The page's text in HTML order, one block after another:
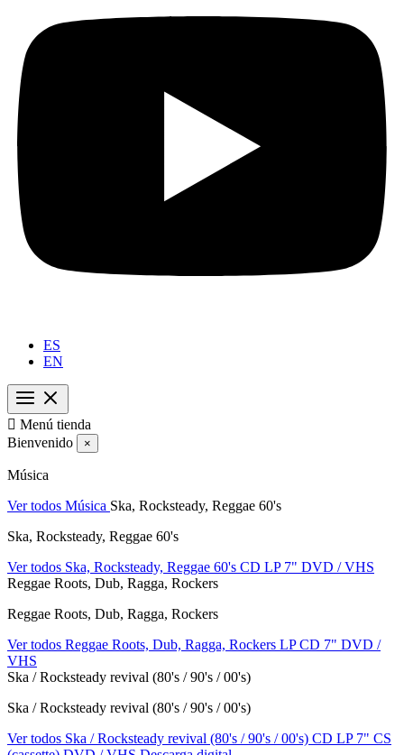
ES
EN
 Menú tienda
Bienvenido
×
Música
Ver todos Música Ska, Rocksteady, Reggae 60's
Ska, Rocksteady, Reggae 60's
Ver todos Ska, Rocksteady, Reggae 60's CD LP 7" DVD / VHS
Reggae Roots, Dub, Ragga, Rockers
Reggae Roots, Dub, Ragga, Rockers
Ver todos Reggae Roots, Dub, Ragga, Rockers LPCD 7" DVD /
VHS
Ska / Rocksteady revival (80's / 90's / 00's)
Ska / Rocksteady revival (80's / 90's / 00's)
Ver todos Ska / Rocksteady revival (80's / 90's / 00's) CD LP 7" CS